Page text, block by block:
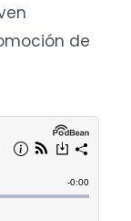
de